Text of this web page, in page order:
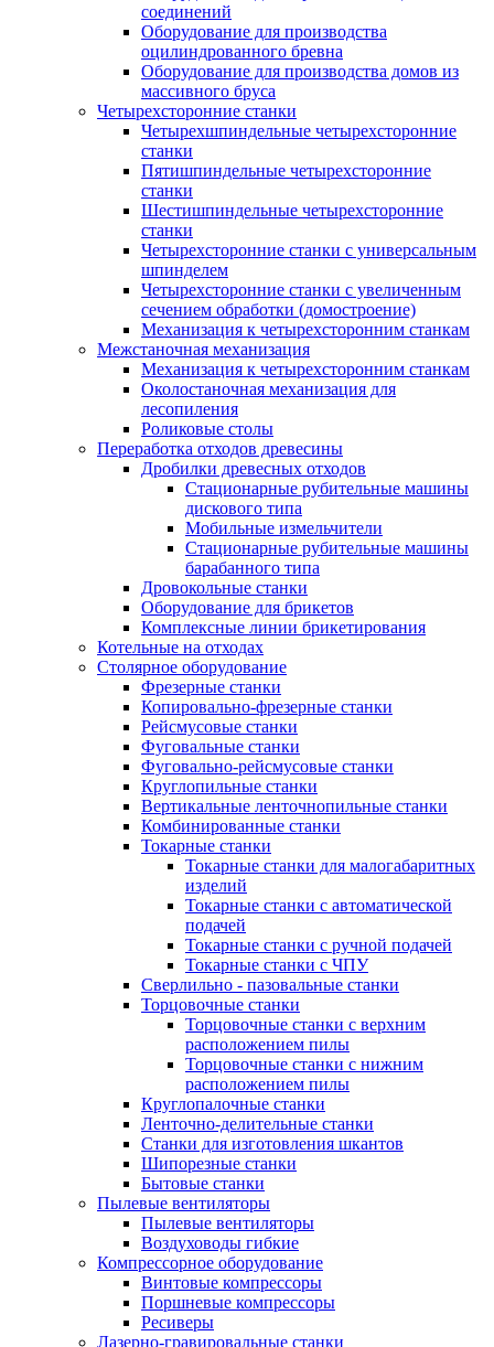
соединений
Оборудование для производства
оцилиндрованного бревна
Оборудование для производства домов из
массивного бруса
Четырехсторонние станки
Четырехшпиндельные четырехсторонние
станки
Пятишпиндельные четырехсторонние
станки
Шестишпиндельные четырехсторонние
станки
Четырехсторонние станки с универсальным
шпинделем
Четырехсторонние станки с увеличенным
сечением обработки (домостроение)
Механизация к четырехсторонним станкам
Межстаночная механизация
Механизация к четырехсторонним станкам
Околостаночная механизация для
лесопиления
Роликовые столы
Переработка отходов древесины
Дробилки древесных отходов
Стационарные рубительные машины
дискового типа
Мобильные измельчители
Стационарные рубительные машины
барабанного типа
Дровокольные станки
Оборудование для брикетов
Комплексные линии брикетирования
Котельные на отходах
Столярное оборудование
Фрезерные станки
Копировально-фрезерные станки
Рейсмусовые станки
Фуговальные станки
Фуговально-рейсмусовые станки
Круглопильные станки
Вертикальные ленточнопильные станки
Комбинированные станки
Токарные станки
Токарные станки для малогабаритных
изделий
Токарные станки с автоматической
подачей
Токарные станки с ручной подачей
Токарные станки с ЧПУ
Сверлильно - пазовальные станки
Торцовочные станки
Торцовочные станки с верхним
расположением пилы
Торцовочные станки с нижним
расположением пилы
Круглопалочные станки
Ленточно-делительные станки
Станки для изготовления шкантов
Шипорезные станки
Бытовые станки
Пылевые вентиляторы
Пылевые вентиляторы
Воздуховоды гибкие
Компрессорное оборудование
Винтовые компрессоры
Поршневые компрессоры
Ресиверы
Лазерно-гравировальные станки